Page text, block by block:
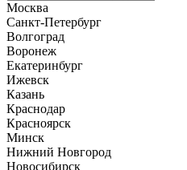
Москва
Санкт-Петербург
Волгоград
Воронеж
Екатеринбург
Ижевск
Казань
Краснодар
Красноярск
Минск
Нижний Новгород
Новосибирск